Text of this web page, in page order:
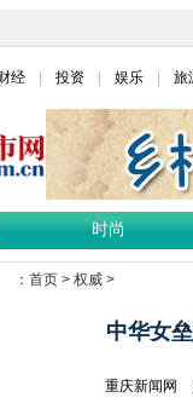
经 投资 娱乐 旅
时尚
： 首页> 权威>
中华女
重庆新闻网